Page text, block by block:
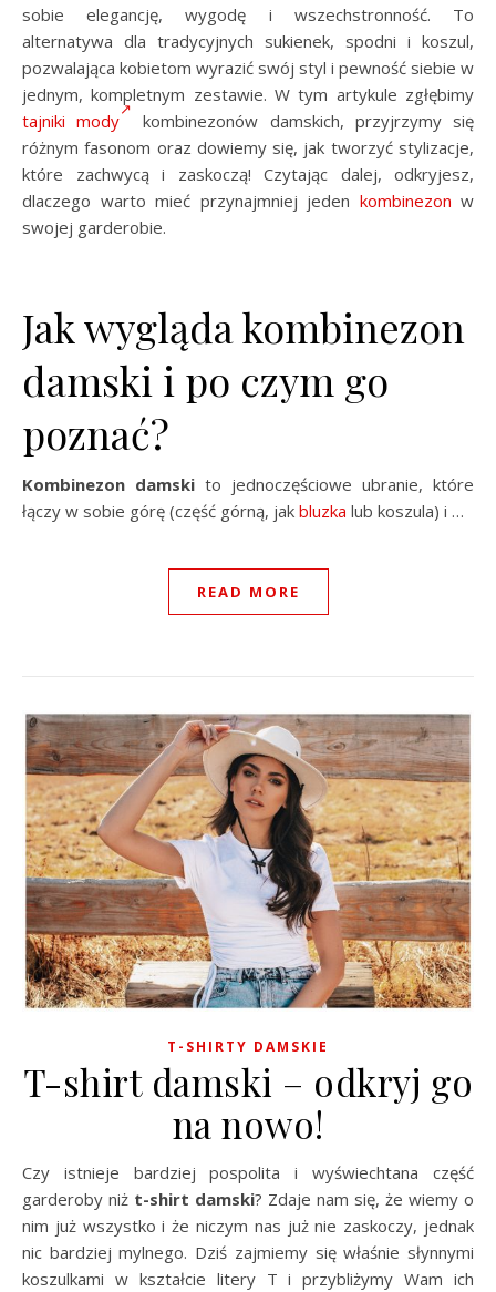
sobie elegancję, wygodę i wszechstronność. To
alternatywa dla tradycyjnych sukienek, spodni i koszul,
pozwalająca kobietom wyrazić swój styl i pewność siebie w
jednym, kompletnym zestawie. W tym artykule zgłębimy
tajniki mody
kombinezonów damskich, przyjrzymy się
różnym fasonom oraz dowiemy się, jak tworzyć stylizacje,
które zachwycą i zaskoczą! Czytając dalej, odkryjesz,
dlaczego warto mieć przynajmniej jeden kombinezon w
swojej garderobie.
Jak wygląda kombinezon
damski i po czym go
poznać?
Kombinezon damski to jednoczęściowe ubranie, które
łączy w sobie górę (część górną, jak bluzka lub koszula) i …
READ MORE
T-SHIRTY DAMSKIE
T-shirt damski – odkryj go
na nowo!
Czy istnieje bardziej pospolita i wyświechtana część
garderoby niż t-shirt damski? Zdaje nam się, że wiemy o
nim już wszystko i że niczym nas już nie zaskoczy, jednak
nic bardziej mylnego. Dziś zajmiemy się właśnie słynnymi
koszulkami w kształcie litery T i przybliżymy Wam ich